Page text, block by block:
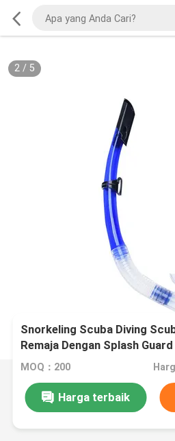
2/ 5
Snorkeling Scuba Diving
Remaja Dengan Splash
MOQ：200
Harga terbaik